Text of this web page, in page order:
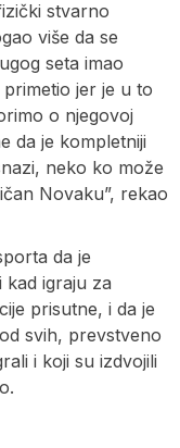
stvarno
više da se
seta imao
jer je u to
o njegovoj
da je kompletniji
neko ko može
Novaku”, rekao
da je
kad igraju za
prisutne, i da je
svih, prevstveno
i koji su izdvojili